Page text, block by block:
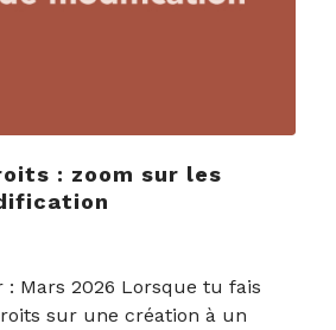
: zoom sur les
Mars 2026 Lorsque tu fais
sur une création à un